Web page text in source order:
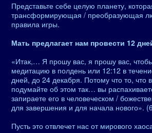
Представьте себе целую планету,
трансформирующая / преобразующая
правила игры.
Мать предлагает нам провести 12
«Итак,… Я прошу вас, я прошу вас,
медитацию в полдень или 12:12 в
дней, до 24 декабря. Потому что то, что
подумайте об этом так… вы
запираете его в человеческом /
для завершения и для начала нового».
Пусть это отвлечет нас от мирового